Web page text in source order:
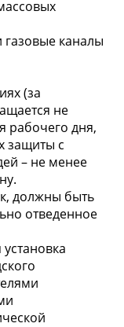
газовые каналы
(за
не
рабочего дня,
защиты с
– не менее
должны быть
отведенное